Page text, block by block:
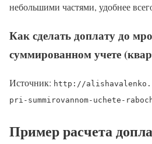
небольшими частями, удобнее
Как сделать доплату до
суммированном учете
Источник: http://
pri-summirovannom-uchete-
Пример расчета